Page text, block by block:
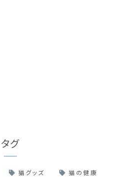
タグ
猫グッズ
猫の健康